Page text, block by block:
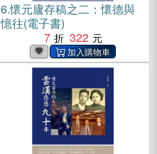
6.懷元廬存稿之二：懷德與
憶往(電子書)
7
322